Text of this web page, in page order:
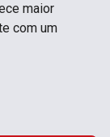
maior
com um